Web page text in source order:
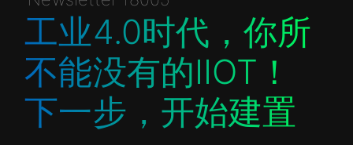
工业4.0时代，你所
不能没有的IIOT！
下一步，开始建置